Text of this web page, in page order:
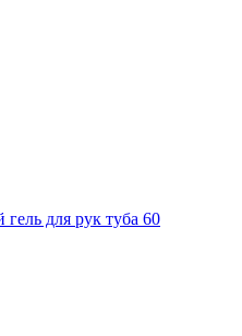
для рук туба 60